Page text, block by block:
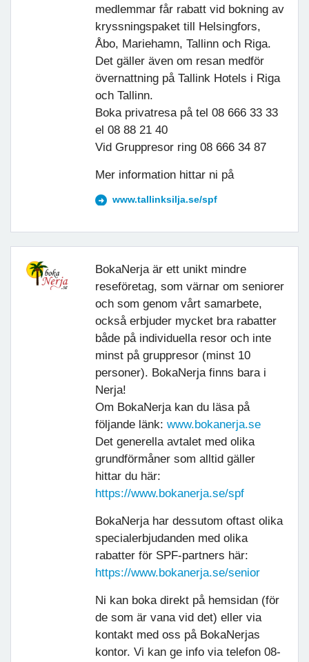
medlemmar får rabatt vid bokning av
kryssningspaket till Helsingfors,
Åbo, Mariehamn, Tallinn och Riga.
Det gäller även om resan medför
övernattning på Tallink Hotels i Riga
och Tallinn.
Boka privatresa på tel 08 666 33 33
el 08 88 21 40
Vid Gruppresor ring 08 666 34 87
Mer information hittar ni på
www.tallinksilja.se/spf
BokaNerja är ett unikt mindre
reseföretag, som värnar om seniorer
och som genom vårt samarbete,
också erbjuder mycket bra rabatter
både på individuella resor och inte
minst på gruppresor (minst 10
personer). BokaNerja finns bara i
Nerja!
Om BokaNerja kan du läsa på
följande länk: www.bokanerja.se
Det generella avtalet med olika
grundförmåner som alltid gäller
hittar du här:
https://www.bokanerja.se/spf
BokaNerja har dessutom oftast olika
specialerbjudanden med olika
rabatter för SPF-partners här:
https://www.bokanerja.se/senior
Ni kan boka direkt på hemsidan (för
de som är vana vid det) eller via
kontakt med oss på BokaNerjas
kontor. Vi kan ge info via telefon 08-